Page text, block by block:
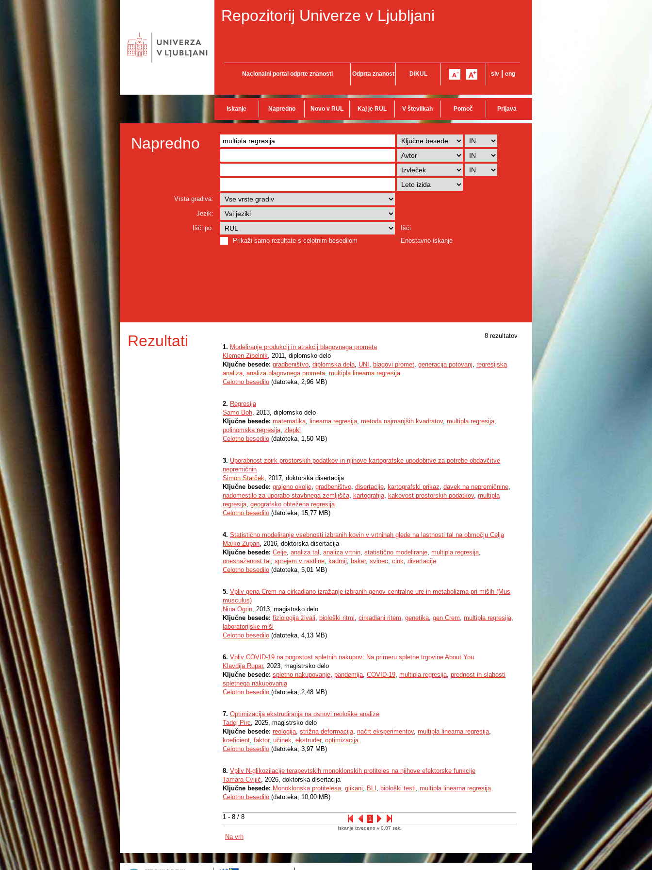
Repozitorij Univerze v Ljubljani
Nacionalni portal odprte znanosti Odprta znanost DiKUL slv eng
Iskanje Napredno Novo v RUL Kaj je RUL V številkah Pomoč Prijava
Napredno
Vrsta gradiva:
Jezik:
Išči po:
Išči
Prikaži samo rezultate s celotnim besedilom
Enostavno iskanje
Rezultati 8 rezultatov
1 - 8 / 8 1
1. Modeliranje produkcij in atrakcij blagovnega prometa
Klemen Zibelnik, 2011, diplomsko delo
Ključne besede: gradbeništvo, diplomska dela, UNI , blagovi promet, generacija potovanj, regresijska
analiza, analiza blagovnega prometa, multipla linearna regresija
Celotno besedilo (datoteka, 2,96 MB)
2. Regresija
Samo Boh, 2013, diplomsko delo
Ključne besede: matematika, linearna regresija, metoda najmanjših kvadratov, multipla regresija,
polinomska regresija, zlepki
Celotno besedilo (datoteka, 1,50 MB)
3. Uporabnost zbirk prostorskih podatkov in njihove kartografske upodobitve za potrebe obdavčitve
nepremičnin
Simon Starček, 2017, doktorska disertacija
Ključne besede: grajeno okolje, gradbeništvo, disertacije, kartografski prikaz, davek na nepremičnine,
nadomestilo za uporabo stavbnega zemljišča, kartografija, kakovost prostorskih podatkov, multipla
regresija, geografsko obtežena regresija
Celotno besedilo (datoteka, 15,77 MB)
4. Statistično modeliranje vsebnosti izbranih kovin v vrtninah glede na lastnosti tal na območju Celja
Marko Zupan, 2016, doktorska disertacija
Ključne besede: Celje, analiza tal , analiza vrtnin, statistično modeliranje, multipla regresija,
onesnaženost tal , sprejem v rastline, kadmij, baker, svinec, cink, disertacije
Celotno besedilo (datoteka, 5,01 MB)
5. Vpliv gena Crem na cirkadiano izražanje izbranih genov centralne ure in metabolizma pri miših (Mus
musculus)
Nina Ogrin, 2013, magistrsko delo
Ključne besede: fiziologija živali, biološki ritmi, cirkadiani ritem, genetika, gen Crem, multipla regresija,
laboratorijske miši
Celotno besedilo (datoteka, 4,13 MB)
6. Vpliv COVID-19 na pogostost spletnih nakupov: Na primeru spletne trgovine About You
Klavdija Rupar, 2023, magistrsko delo
Ključne besede: spletno nakupovanje, pandemija, COVID-19, multipla regresija, prednost in slabosti
spletnega nakupovanja
Celotno besedilo (datoteka, 2,48 MB)
7. Optimizacija ekstrudiranja na osnovi reološke analize
Tadej Pirc, 2025, magistrsko delo
Ključne besede: reologija, strižna deformacija, načrt eksperimentov, multipla linearna regresija,
koeficient, faktor, učinek, ekstruder, optimizacija
Celotno besedilo (datoteka, 3,97 MB)
8. Vpliv N-glikozilacije terapevtskih monoklonskih protiteles na njihove efektorske funkcije
Tamara Cvijić, 2026, doktorska disertacija
Ključne besede: Monoklonska protitelesa, glikani, BLI , biološki testi, multipla linearna regresija
Celotno besedilo (datoteka, 10,00 MB)
Iskanje izvedeno v 0.07 sek.
Na vrh